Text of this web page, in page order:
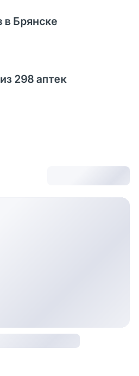
в Брянске
298 аптек